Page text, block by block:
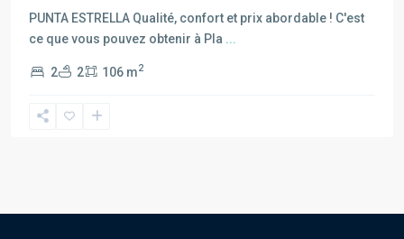
PUNTA ESTRELLA Qualité, confort et prix abordable ! C'est
ce que vous pouvez obtenir à Pla ...
2 2 106 m2